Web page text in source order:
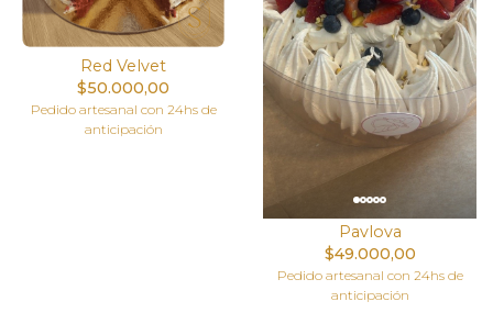
Red Velvet
$50.000,00
Pedido artesanal con 24hs de
anticipación
Pavlova
$49.000,00
Pedido artesanal con 24hs de
anticipación